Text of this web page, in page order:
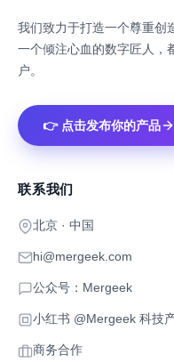
我们致力于打造一个尊重创
一个倾注心血的数字匠人，
户。
👉 点击发布你的产品
联系我们
北京 · 中国
hi@mergeek.com
公众号：Mergeek
小红书 @Mergeek 科技
商务合作